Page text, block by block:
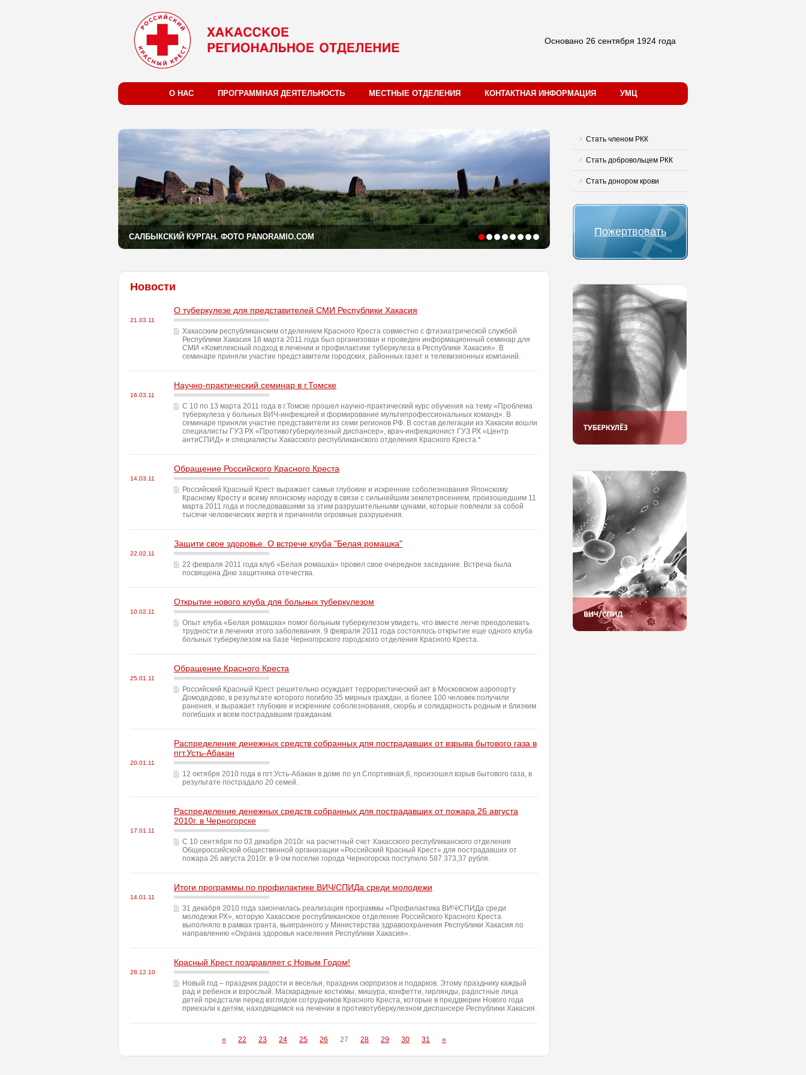
Основано 26 сентября 1924 года
О НАС ПРОГРАММНАЯ ДЕЯТЕЛЬНОСТЬ МЕСТНЫЕ ОТДЕЛЕНИЯ КОНТАКТНАЯ ИНФОРМАЦИЯ УМЦ
Стать членом РКК
Стать добровольцем РКК
Стать донором крови
Пожертвовать
САЛБЫКСКИЙ КУРГАН. ФОТО PANORAMIO.COM
Новости
О туберкулезе для представителей СМИ Республики Хакасия
21.03.11
Хакасским республиканским отделением Красного Креста совместно с фтизиатрической службой
Республики Хакасия 18 марта 2011 года был организован и проведен информационный семинар для
СМИ «Комплексный подход в лечении и профилактике туберкулеза в Республике Хакасия». В
семинаре приняли участие представители городских, районных газет и телевизионных компаний.
Научно-практический семинар в г.Томске
16.03.11
С 10 по 13 марта 2011 года в г.Томске прошел научно-практический курс обучения на тему «Проблема
туберкулеза у больных ВИЧ-инфекцией и формирование мультипрофессиональных команд». В
семинаре приняли участие представители из семи регионов РФ. В состав делегации из Хакасии вошли
специалисты ГУЗ РХ «Противотуберкулезный диспансер», врач-инфекционист ГУЗ РХ «Центр
антиСПИД» и специалисты Хакасского республиканского отделения Красного Креста.*
Обращение Российского Красного Креста
14.03.11
Российский Красный Крест выражает самые глубокие и искренние соболезнования Японскому
Красному Кресту и всему японскому народу в связи с сильнейшим землетрясением, произошедшим 11
марта 2011 года и последовавшими за этим разрушительными цунами, которые повлекли за собой
тысячи человеческих жертв и причинили огромные разрушения.
Защити свое здоровье. О встрече клуба "Белая ромашка"
22.02.11
22 февраля 2011 года клуб «Белая ромашка» провел свое очередное заседание. Встреча была
посвящена Дню защитника отечества.
Открытие нового клуба для больных туберкулезом
10.02.11
Опыт клуба «Белая ромашка» помог больным туберкулезом увидеть, что вместе легче преодолевать
трудности в лечении этого заболевания. 9 февраля 2011 года состоялось открытие еще одного клуба
больных туберкулезом на базе Черногорского городского отделения Красного Креста.
Обращение Красного Креста
25.01.11
Российский Красный Крест решительно осуждает террористический акт в Московском аэропорту
Домодедово, в результате которого погибло 35 мирных граждан, а более 100 человек получили
ранения, и выражает глубокие и искренние соболезнования, скорбь и солидарность родным и близким
погибших и всем пострадавшим гражданам.
Распределение денежных средств собранных для пострадавших от взрыва бытового газа в
пгт.Усть-Абакан
20.01.11
12 октября 2010 года в пгт.Усть-Абакан в доме по ул.Спортивная,6, произошел взрыв бытового газа, в
результате пострадало 20 семей.
Распределение денежных средств собранных для пострадавших от пожара 26 августа
2010г. в Черногорске
17.01.11
С 10 сентября по 03 декабря 2010г. на расчетный счет Хакасского республиканского отделения
Общероссийской общественной организации «Российский Красный Крест» для пострадавших от
пожара 26 августа 2010г. в 9-ом поселке города Черногорска поступило 587 373,37 рубля.
Итоги программы по профилактике ВИЧ/СПИДа среди молодежи
14.01.11
31 декабря 2010 года закончилась реализация программы «Профилактика ВИЧ/СПИДа среди
молодежи РХ», которую Хакасское республиканское отделение Российского Красного Креста
выполняло в рамках гранта, выигранного у Министерства здравоохранения Республики Хакасия по
направлению «Охрана здоровья населения Республики Хакасия».
Красный Крест поздравляет с Новым Годом!
28.12.10
Новый год – праздник радости и веселья, праздник сюрпризов и подарков. Этому празднику каждый
рад и ребенок и взрослый. Маскарадные костюмы, мишура, конфетти, гирлянды, радостные лица
детей предстали перед взглядом сотрудников Красного Креста, которые в преддверии Нового года
приехали к детям, находящимся на лечении в противотуберкулезном диспансере Республики Хакасия.
« 22 23 24 25 26 27 28 29 30 31 »